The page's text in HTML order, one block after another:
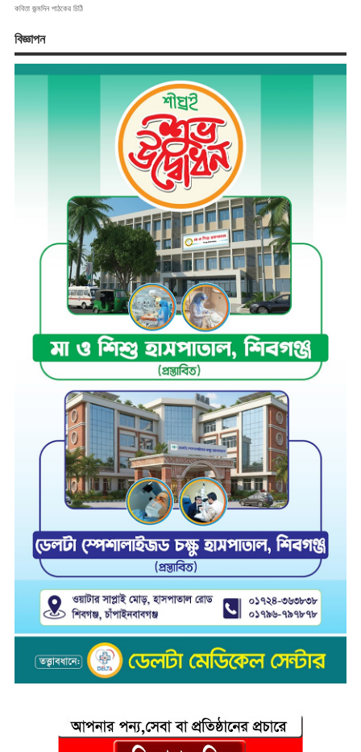
কবিতা জন্মদিন পাঠকের চিঠি
বিজ্ঞাপন